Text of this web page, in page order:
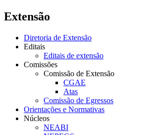
Extensão
Diretoria de Extensão
Editais
Editais de extensão
Comissões
Comissão de Extensão
CGAE
Atas
Comissão de Egressos
Orientações e Normativas
Núcleos
NEABI